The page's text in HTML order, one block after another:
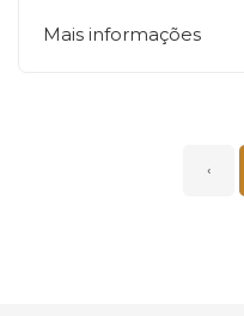
Mais informações
‹